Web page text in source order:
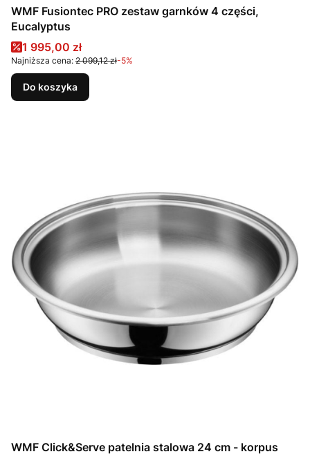
WMF Fusiontec PRO zestaw garnków 4 części,
Eucalyptus
Cena promocyjna
1 995,00 zł
Najniższa cena: 2 099,12 zł-5%
Do koszyka
WMF Click&Serve patelnia stalowa 24 cm - korpus